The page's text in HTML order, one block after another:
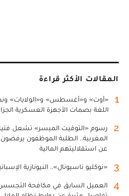
المقالات الأكثر قراءة
1
«أوت» و«أغسطس» و«الولايات»
اللغة بصمات الأجهزة العسكرية
2
رسوم «التوقيت الميسر» تشعل فتيل
المغربية.. الطلبة الموظفون
عن استقلاليتهم المالية
3 «نوكليو ناسيونال».. النيونازية
4
العميل السابق في مكافحة